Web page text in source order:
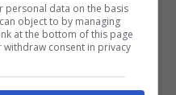
validi dal 16
ribassi fino al
personal data on the basis
object to by managing
at the bottom of this page
consent in privacy